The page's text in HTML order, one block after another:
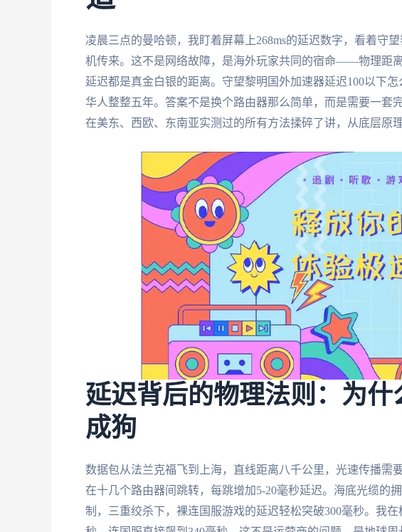
凌晨三点的曼哈顿，我盯着屏幕上268ms的延迟数字，看着守
机传来。这不是网络故障，是海外玩家共同的宿命——物理距
延迟都是真金白银的距离。守望黎明国外加速器延迟100以下
华人整整五年。答案不是换个路由器那么简单，而是需要一套
在美东、西欧、东南亚实测过的所有方法揉碎了讲，从底层原
延迟背后的物理法则：为
成狗
数据包从法兰克福飞到上海，直线距离八千公里，光速传播需
在十几个路由器间跳转，每跳增加5-20毫秒延迟。海底光缆的
制，三重绞杀下，裸连国服游戏的延迟轻松突破300毫秒。我